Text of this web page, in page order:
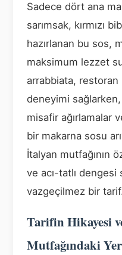
Sadece dört ana
sarımsak, kırmızı
hazırlanan bu sos,
maksimum lezzet
arrabbiata,
deneyimi sağlarken,
misafir ağırlamalar
bir makarna sosu
İtalyan mutfağının
ve acı-tatlı
vazgeçilmez bir
Tarifin Hikayesi
Mutfağındaki